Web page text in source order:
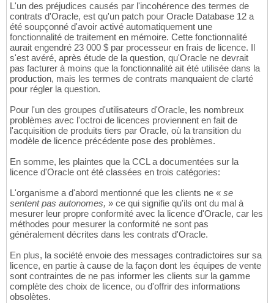
L'un des préjudices causés par l'incohérence des termes de
contrats d'Oracle, est qu'un patch pour Oracle Database 12 a
été soupçonné d'avoir activé automatiquement une
fonctionnalité de traitement en mémoire. Cette fonctionnalité
aurait engendré 23 000 $ par processeur en frais de licence. Il
s'est avéré, après étude de la question, qu'Oracle ne devrait
pas facturer à moins que la fonctionnalité ait été utilisée dans la
production, mais les termes de contrats manquaient de clarté
pour régler la question.
Pour l'un des groupes d'utilisateurs d'Oracle, les nombreux
problèmes avec l'octroi de licences proviennent en fait de
l'acquisition de produits tiers par Oracle, où la transition du
modèle de licence précédente pose des problèmes.
En somme, les plaintes que la CCL a documentées sur la
licence d'Oracle ont été classées en trois catégories:
L'organisme a d'abord mentionné que les clients ne « se
sentent pas autonomes, » ce qui signifie qu'ils ont du mal à
mesurer leur propre conformité avec la licence d'Oracle, car les
méthodes pour mesurer la conformité ne sont pas
généralement décrites dans les contrats d'Oracle.
En plus, la société envoie des messages contradictoires sur sa
licence, en partie à cause de la façon dont les équipes de vente
sont contraintes de ne pas informer les clients sur la gamme
complète des choix de licence, ou d'offrir des informations
obsolètes.